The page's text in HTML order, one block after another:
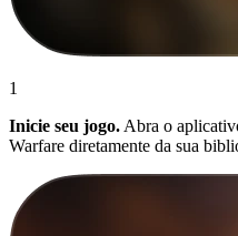
1
Inicie seu jogo. Abra o
Warfare diretamente da sua